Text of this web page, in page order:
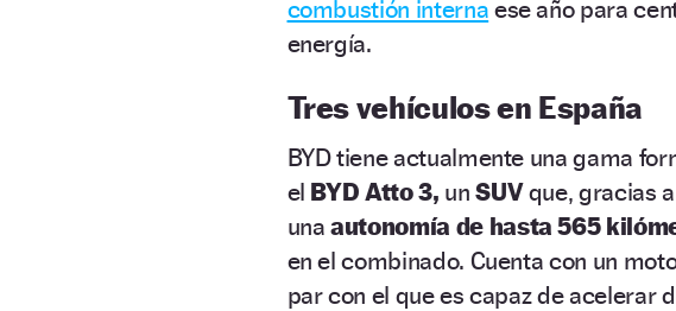
combustión interna ese año para
energía.
Tres vehículos en España
BYD tiene actualmente una gama
el BYD Atto 3, unSUVque, gracias
unaautonomía de hasta 565
en el combinado. Cuenta con un
par con el que es capaz de acelerar